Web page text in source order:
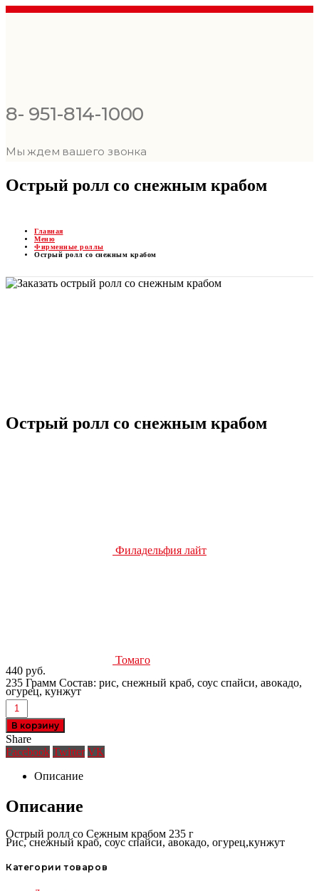
8- 951-814-1000
Мы ждем вашего звонка
Острый ролл со снежным крабом
Главная
Меню
Фирменные роллы
Острый ролл со снежным крабом
Острый ролл со снежным крабом
Филадельфия лайт
Томаго
440 руб.
235 Грамм Состав: рис, снежный краб, соус спайси, авокадо,
огурец, кунжут
В корзину
Share
Facebook Twitter VK
Описание
Описание
Острый ролл со Сежным крабом 235 г
Рис, снежный краб, соус спайси, авокадо, огурец,кунжут
Категории товаров